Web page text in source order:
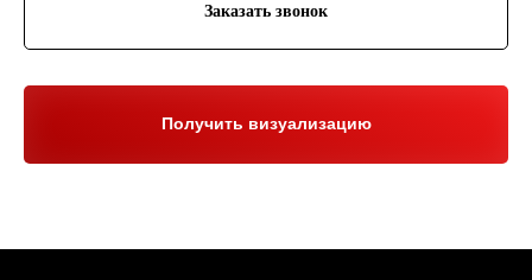
Заказать звонок
Получить визуализацию
ИНН 503021178964
Ежедневно 10:00-21:00
Youtube
Telegram
Нельзяграм
Drive2